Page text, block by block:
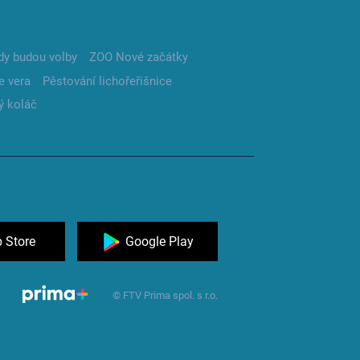
budou volby
ZOO Nové začátky
vera
Pěstování lichořeřišnice
koláč
Store Google Play
© FTV Prima spol. s r.o.